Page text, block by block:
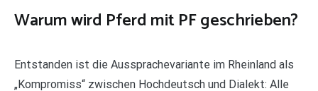
Warum wird Pferd mit PF geschrieben?
Entstanden ist die Aussprachevariante im Rheinland als
„Kompromiss“ zwischen Hochdeutsch und Dialekt: Alle